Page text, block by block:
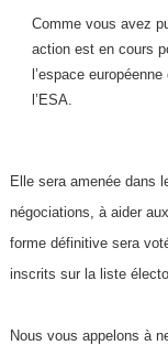
Comme vous avez
action est en cours
l’espace
l’ESA.
Elle sera amenée dans
négociations, à aider
forme définitive sera
inscrits sur la liste
Nous vous appelons à